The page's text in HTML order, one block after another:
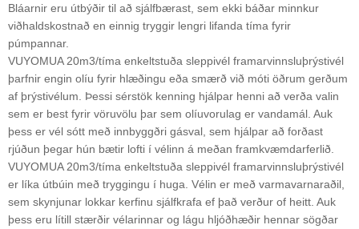
Bláarnir eru útbýðir til að sjálfbærast, sem ekki báðar minnkur
viðhaldskostnað en einnig tryggir lengri lifanda tíma fyrir
púmpannar.
VUYOMUA 20m3/tíma enkeltstuða sleppivél framarvinnsluþrýstivél
þarfnir engin olíu fyrir hlæðingu eða smærð við móti öðrum gerðum
af þrýstivélum. Þessi sérstök kenning hjálpar henni að verða valin
sem er best fyrir vöruvölu þar sem olíuvorulag er vandamál. Auk
þess er vél sótt með innbyggðri gásval, sem hjálpar að forðast
rjúðun þegar hún bætir lofti í vélinn á meðan framkvæmdarferlið.
VUYOMUA 20m3/tíma enkeltstuða sleppivél framarvinnsluþrýstivél
er líka útbúin með tryggingu í huga. Vélin er með varmavarnaraðil,
sem skynjunar lokkar kerfinu sjálfkrafa ef það verður of heitt. Auk
þess eru lítill stærðir vélarinnar og lágu hljóðhæðir hennar sögðar